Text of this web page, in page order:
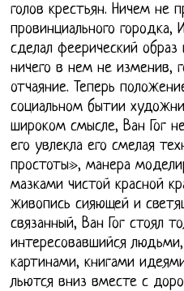
голов крестьян. Ничем не
провинциального городка,
сделал феерический
ничего в нем не изменив,
отчаяние. Теперь
социальном бытии
широком смысле, Ван Гог
его увлекла его смелая
простоты», манера
мазками чистой красной
живопись сияющей и
связанный, Ван Гог стоял
интересовавшийся
картинами, книгами
льются вниз вместе с